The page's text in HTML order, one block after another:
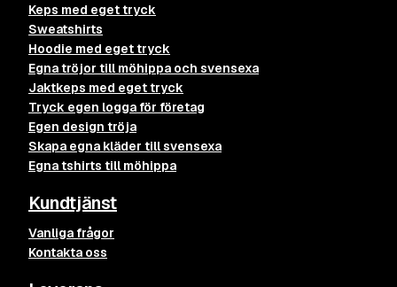
Keps med eget tryck
Sweatshirts
Hoodie med eget tryck
Egna tröjor till möhippa och svensexa
Jaktkeps med eget tryck
Tryck egen logga för företag
Egen design tröja
Skapa egna kläder till svensexa
Egna tshirts till möhippa
Kundtjänst
Vanliga frågor
Kontakta oss